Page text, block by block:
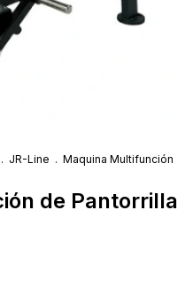
. JR-Line . Maquina Multifunción
de Pantorrilla